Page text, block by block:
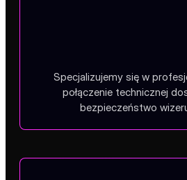
Specjalizujemy się w
połączenie technicznej
bezpieczeństwo